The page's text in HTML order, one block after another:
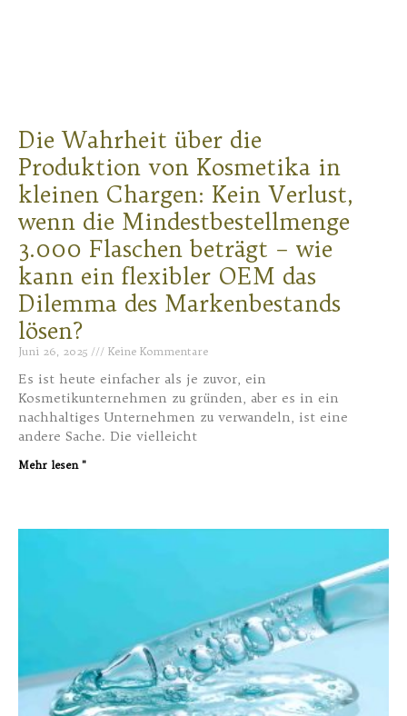
Die Wahrheit über die
Produktion von Kosmetika in
kleinen Chargen: Kein Verlust,
wenn die Mindestbestellmenge
3.000 Flaschen beträgt – wie
kann ein flexibler OEM das
Dilemma des Markenbestands
lösen?
Juni 26, 2025 Keine Kommentare
Es ist heute einfacher als je zuvor, ein
Kosmetikunternehmen zu gründen, aber es in ein
nachhaltiges Unternehmen zu verwandeln, ist eine
andere Sache. Die vielleicht
Mehr lesen "